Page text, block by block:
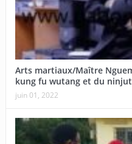
Arts martiaux/Maître
kung fu wutang et du
juin 01, 2022